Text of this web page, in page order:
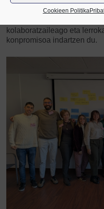
Cookieen Politika
zonalde-elkartebiltzen
kolaboratzaileago eta
konpromisoa indartzen du.